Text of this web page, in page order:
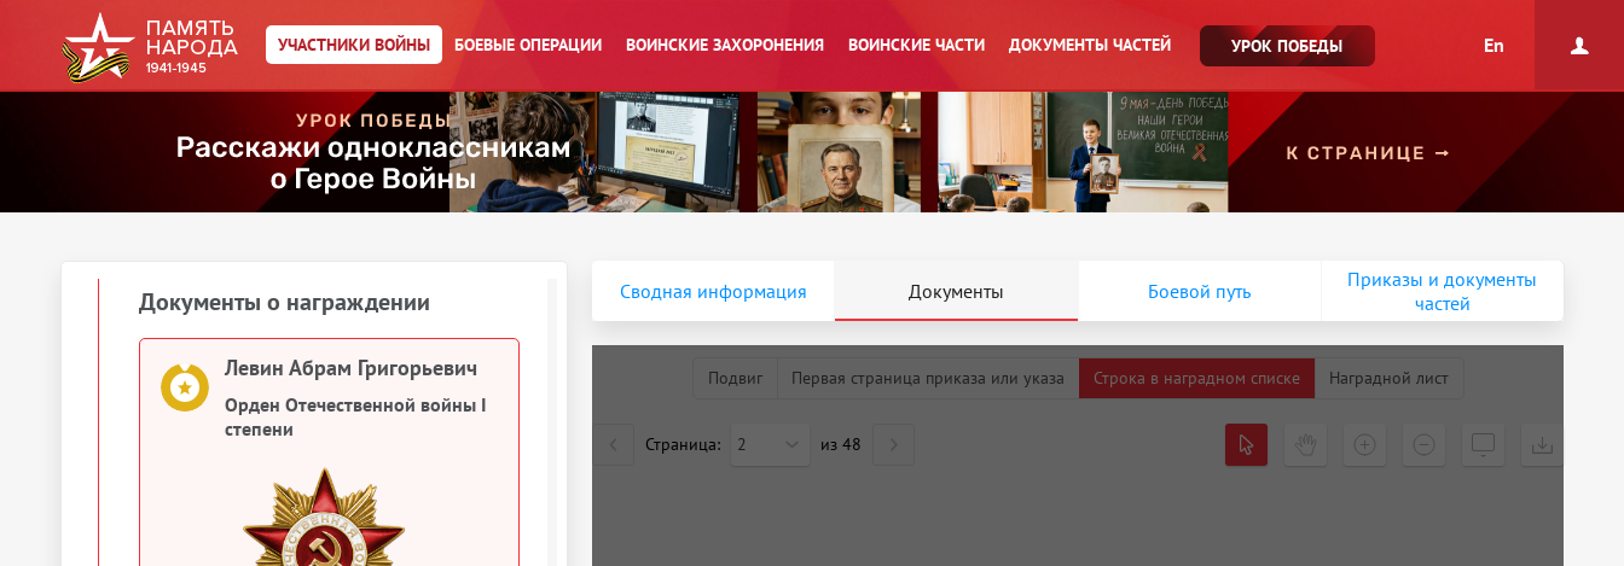
УЧАСТНИКИ ВОЙНЫ БОЕВЫЕ ОПЕРАЦИИ ВОИНСКИЕ ЗАХОРОНЕНИЯ ВОИНСКИЕ ЧАСТИ ДОКУМЕНТЫ ЧАСТЕЙ УРОК ПОБЕДЫ En
Левин Абрам Григорьевич
Картотека награждений
Левин Абрам Григорьевич
Орден Красного Знамени
Документы о награждении
Левин Абрам Григорьевич
Орден Отечественной войны I
степени
Сводная информация Документы Боевой путь
Приказы и документы
частей
Подвиг Первая страница приказа или указа Строка в наградном списке Наградной лист
Страница: 2 из 48